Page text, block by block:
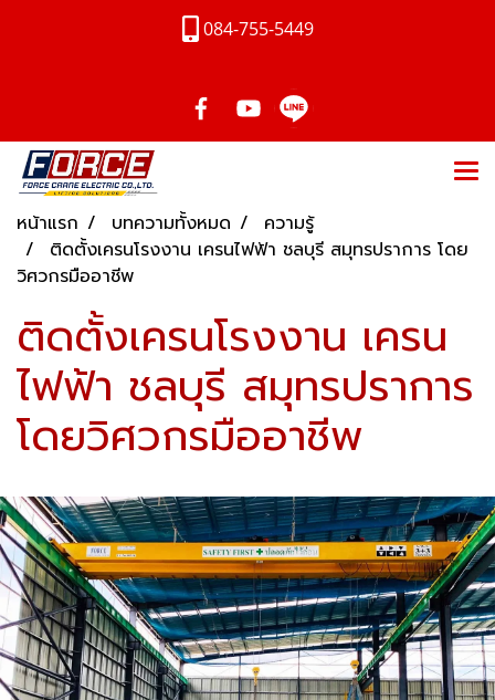
084-755-5449
หน้าแรก บทความทั้งหมด
ความรู้
ติดตั้งเครนโรงงาน เครนไฟฟ้า ชลบุรี สมุทรปราการ โดย
วิศวกรมืออาชีพ
ติดตั้งเครนโรงงาน เครน
ไฟฟ้า ชลบุรี สมุทรปราการ
โดยวิศวกรมืออาชีพ